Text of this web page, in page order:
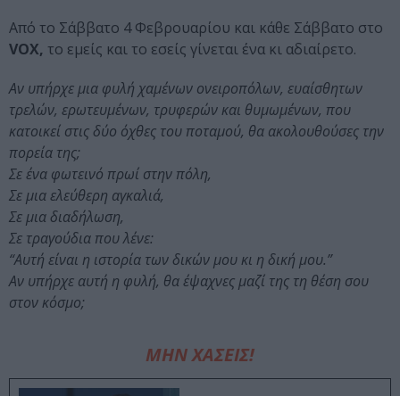
Από το Σάββατο 4 Φεβρουαρίου και κάθε Σάββατο στο
VOX, το εμείς και το εσείς γίνεται ένα κι αδιαίρετο.
Αν υπήρχε μια φυλή χαμένων ονειροπόλων, ευαίσθητων
τρελών, ερωτευμένων, τρυφερών και θυμωμένων, που
κατοικεί στις δύο όχθες του ποταμού, θα ακολουθούσες την
πορεία της;
Σε ένα φωτεινό πρωί στην πόλη,
Σε μια ελεύθερη αγκαλιά,
Σε μια διαδήλωση,
Σε τραγούδια που λένε:
“Αυτή είναι η ιστορία των δικών μου κι η δική μου.”
Αν υπήρχε αυτή η φυλή, θα έψαχνες μαζί της τη θέση σου
στον κόσμο;
ΜΗΝ ΧΑΣΕΙΣ!